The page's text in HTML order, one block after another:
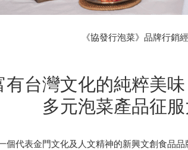
《協發行泡菜》品牌行銷
有台灣文化的純粹美
多元泡菜產品征
個代表金門文化及人文精神的新興文創食品